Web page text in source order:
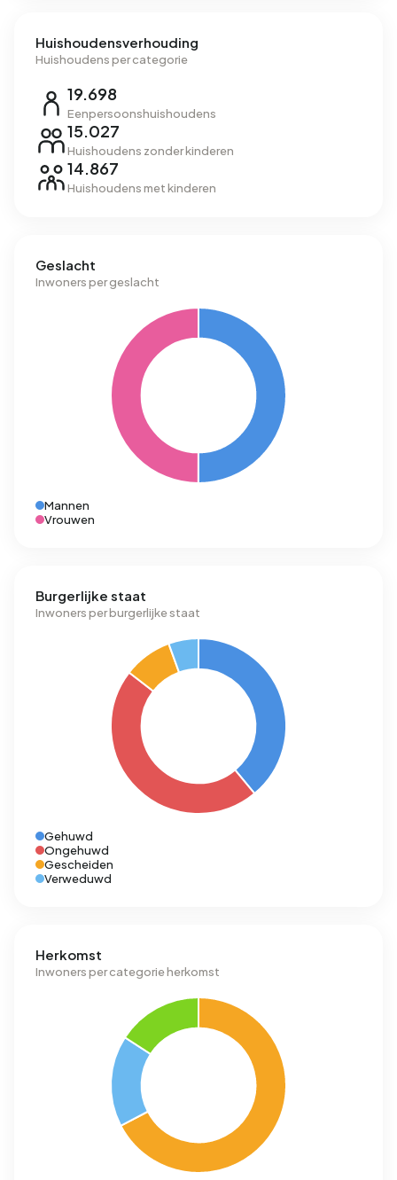
Huishoudensverhouding
Huishoudens per categorie
19.698
Eenpersoonshuishoudens
15.027
Huishoudens zonder kinderen
14.867
Huishoudens met kinderen
Geslacht
Inwoners per geslacht
Mannen
Vrouwen
Burgerlijke staat
Inwoners per burgerlijke staat
Gehuwd
Ongehuwd
Gescheiden
Verweduwd
Herkomst
Inwoners per categorie herkomst